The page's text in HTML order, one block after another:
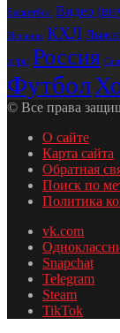
Баскетбол Видео
Испания КХЛ
игры Россия
Футбол
© Все права
О сайте
Карта сайта
Обратная
Поиск по
Политика
vk.com
Snapchat
Telegram
Steam
TikTok